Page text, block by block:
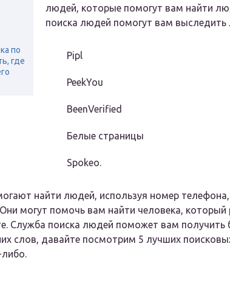
по
где
людей, которые помогут вам найти
поиска людей помогут вам выследить
Pipl
PeekYou
BeenVerified
Белые страницы
Spokeo.
найти людей, используя номер
могут помочь вам найти человека, который
Служба поиска людей поможет вам
слов, давайте посмотрим 5 лучших
либо.